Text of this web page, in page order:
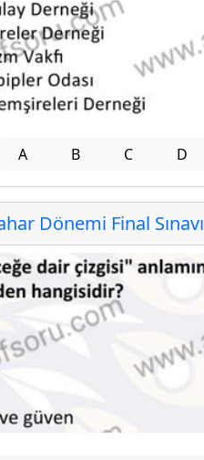
A B C D
Dönemi Final Sınavı